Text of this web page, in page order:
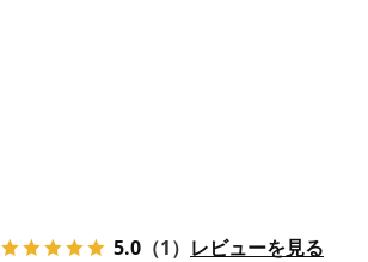
5.0 （1） レビューを見る